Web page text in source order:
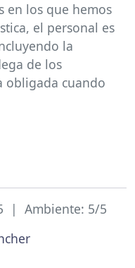
en los que hemos
el personal es
la
de los
obligada cuando
| Ambiente: 5/5